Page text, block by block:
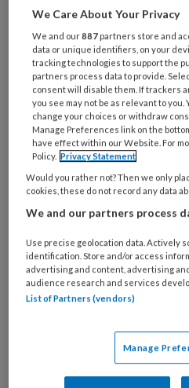
bevinden we ons in elk
5 OKTOBER 2016
FEEDBACK
KINDERTANDHEELKUNDE
We Care About Your Privacy
We and our887 partners store and
data or unique identifiers, on your
tracking technologies to support the
partners process data to provide.
consent will disable them. If trackers
you see may not be as relevant to
change your choices or withdraw
Manage Preferences link on the
have effect within our Website. For
Policy. Privacy Statement
Would you rather not? Then we only
cookies, these do not record any data
We and our partners process
Use precise geolocation data. Actively
identification. Store and/or access
advertising and content, advertising
audience research and services
List of Partners (vendors)
Manage